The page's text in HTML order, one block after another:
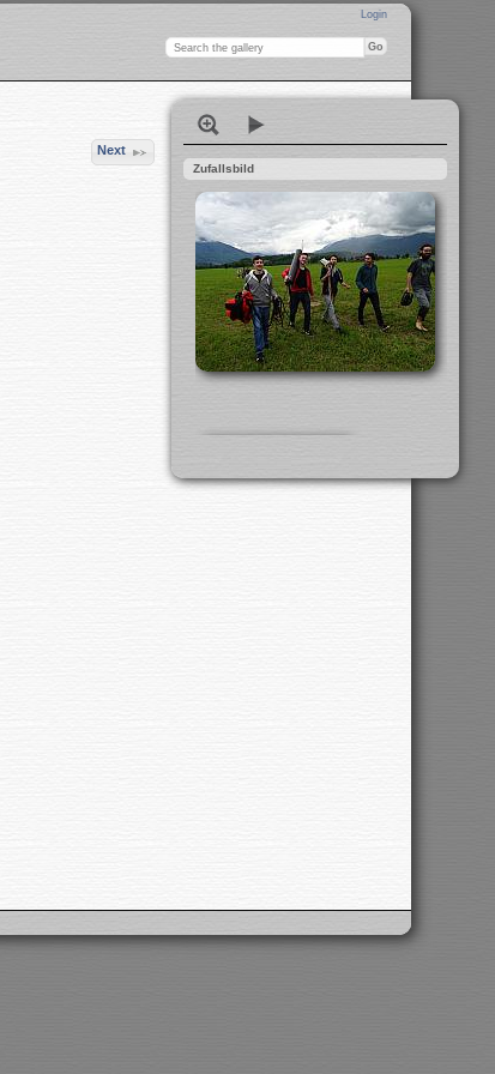
Login
Next
Zufallsbild